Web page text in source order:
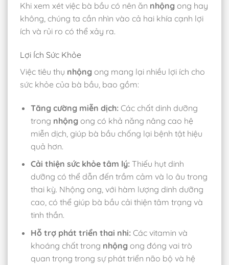
Khi xem xét việc bà bầu có nên ăn nhộng ong hay
không, chúng ta cần nhìn vào cả hai khía cạnh lợi
ích và rủi ro có thể xảy ra.
Lợi Ích Sức Khỏe
Việc tiêu thụ nhộng ong mang lại nhiều lợi ích cho
sức khỏe của bà bầu, bao gồm:
Tăng cường miễn dịch:Các chất dinh dưỡng
trong nhộngong có khả năng nâng cao hệ
miễn dịch, giúp bà bầu chống lại bệnh tật hiệu
quả hơn.
Cải thiện sức khỏe tâm lý:Thiếu hụt dinh
dưỡng có thể dẫn đến trầm cảm và lo âu trong
thai kỳ. Nhộng ong, với hàm lượng dinh dưỡng
cao, có thể giúp bà bầu cải thiện tâm trạng và
tinh thần.
Hỗ trợ phát triển thai nhi:Các vitamin và
khoáng chất trong nhộngong đóng vai trò
quan trọng trong sự phát triển não bộ và hệ